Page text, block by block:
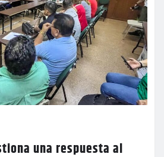
una respuesta al